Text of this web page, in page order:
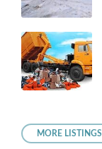
MORE LISTINGS